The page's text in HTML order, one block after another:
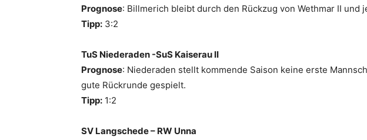
Prognose: Billmerich bleibt durch den Rückzug von Wethmar II
Tipp: 3:2
TuS Niederaden -SuS Kaiserau II
Prognose: Niederaden stellt kommende Saison keine erste
gute Rückrunde gespielt.
Tipp: 1:2
SV Langschede – RW Unna